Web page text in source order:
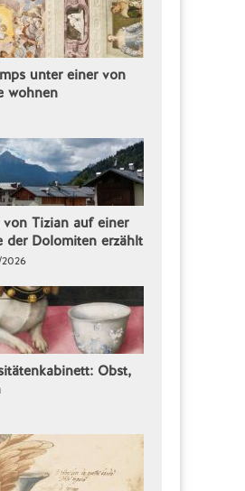
unter einer von
wohnen
Tizian auf einer
der Dolomiten erzählt
Obst,